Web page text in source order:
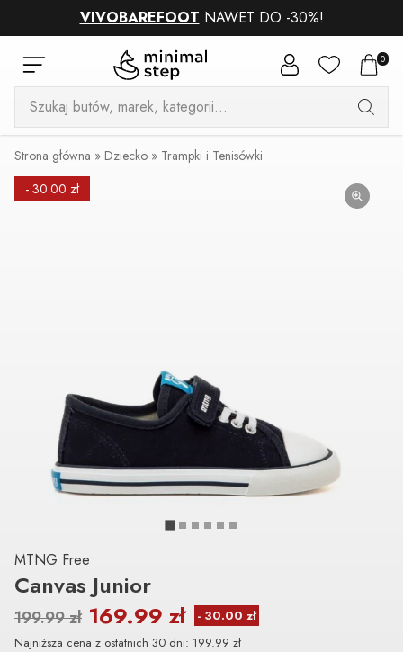
VIVOBAREFOOT NAWET DO -30%!
0
Wyszukiwarka
produktów
Strona główna » Dziecko » Trampki i Tenisówki
- 30.00 zł
MTNG Free
Canvas Junior
199.99zł 169.99 zł
Najniższa cena z ostatnich 30 dni: 199.99 zł